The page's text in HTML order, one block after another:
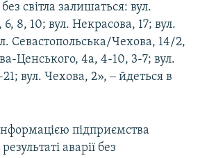
світла залишаться: вул.
8, 10; вул. Некрасова, 17; вул.
Севастопольська/Чехова, 14/2,
Ценського, 4а, 4-10, 3-7; вул.
вул. Чехова, 2», ‒ йдеться в
підприємства
аварії без